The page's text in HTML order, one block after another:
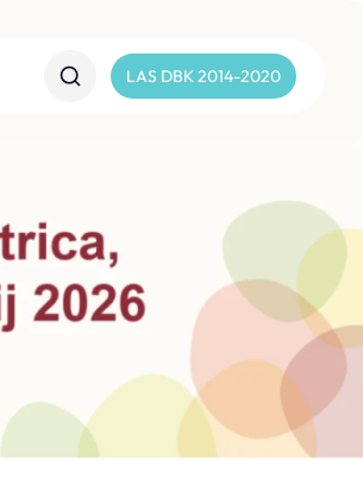
LAS DBK 2014-2020